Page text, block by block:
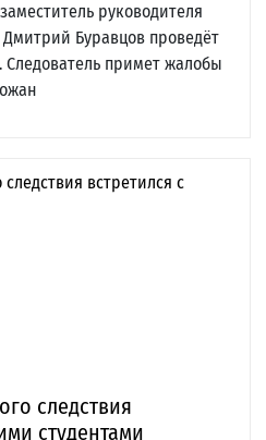
руководителя
Буравцов проведёт
примет жалобы
следствия
студентами